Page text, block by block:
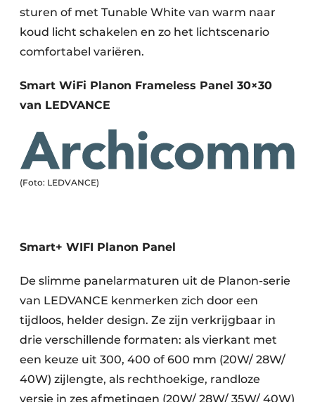
sturen of met Tunable White van warm naar
koud licht schakelen en zo het lichtscenario
comfortabel variëren.
Smart WiFi Planon Frameless Panel 30×30
van LEDVANCE
(Foto: LEDVANCE)
Smart+ WIFI Planon Panel
De slimme panelarmaturen uit de Planon-serie
van LEDVANCE kenmerken zich door een
tijdloos, helder design. Ze zijn verkrijgbaar in
drie verschillende formaten: als vierkant met
een keuze uit 300, 400 of 600 mm (20W/ 28W/
40W) zijlengte, als rechthoekige, randloze
versie in zes afmetingen (20W/ 28W/ 35W/ 40W)